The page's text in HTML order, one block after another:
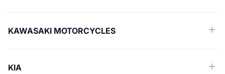
KAWASAKI MOTORCYCLES
KIA